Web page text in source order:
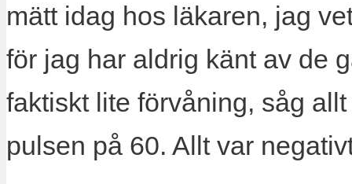
mätt idag hos läkaren, jag
för jag har aldrig känt av de
faktiskt lite förvåning, såg
pulsen på 60. Allt var